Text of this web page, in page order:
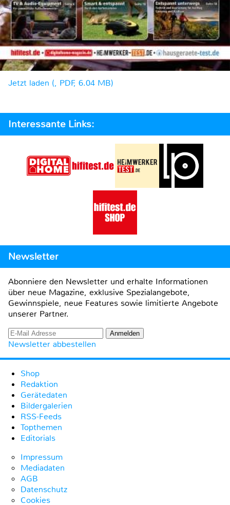
Jetzt laden (, PDF, 6.04 MB)
Interessante Links:
Newsletter
Abonniere den Newsletter und erhalte Informationen
über neue Magazine, exklusive Spezialangebote,
Gewinnspiele, neue Features sowie limitierte Angebote
unserer Partner.
Newsletter abbestellen
Shop
Redaktion
Gerätedaten
Bildergalerien
RSS-Feeds
Topthemen
Editorials
Impressum
Mediadaten
AGB
Datenschutz
Cookies